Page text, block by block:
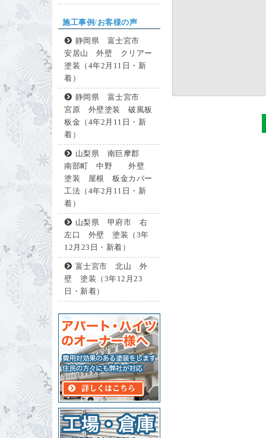
施工事例/お客様の声
静岡県 富士宮市
安居山 外壁 クリアー
塗装（4年2月11日・新
着）
静岡県 富士宮市
宮原 外壁塗装 破風板
板金（4年2月11日・新
着）
山梨県 南巨摩郡
南部町 中野 外壁
塗装 屋根 板金カバー
工法（4年2月11日・新
着）
山梨県 甲府市 右
左口 外壁 塗装（3年
12月23日・新着）
富士宮市 北山 外
壁 塗装（3年12月23
日・新着）